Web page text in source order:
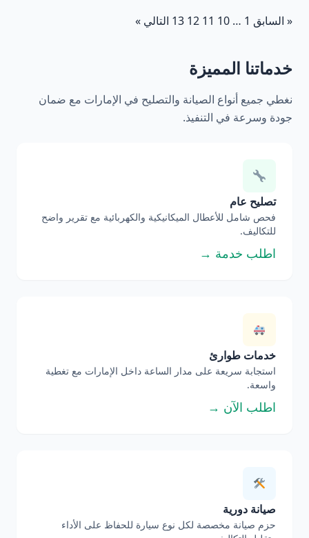
« السابق 1
…
10
11
12
13 التالي »
خدماتنا المميزة
نغطي جميع أنواع الصيانة والتصليح في الإمارات مع ضمان
جودة وسرعة في التنفيذ.
تصليح عام
فحص شامل للأعطال الميكانيكية والكهربائية مع تقرير واضح
للتكاليف.
اطلب خدمة →
خدمات طوارئ
استجابة سريعة على مدار الساعة داخل الإمارات مع تغطية
واسعة.
اطلب الآن →
صيانة دورية
حزم صيانة مخصصة لكل نوع سيارة للحفاظ على الأداء